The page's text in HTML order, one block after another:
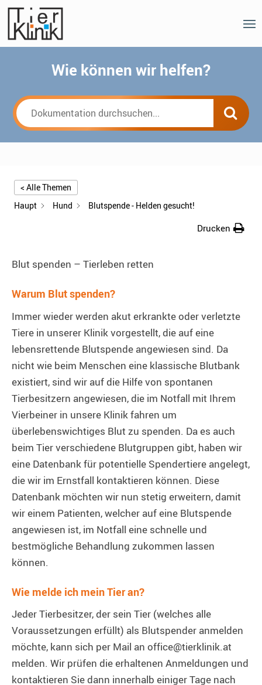
Wie können wir helfen?
< Alle Themen
Haupt
Hund Blutspende - Helden gesucht!
Drucken
Blut spenden – Tierleben retten
Warum Blut spenden?
Immer wieder werden akut erkrankte oder verletzte
Tiere in unserer Klinik vorgestellt, die auf eine
lebensrettende Blutspende angewiesen sind. Da
nicht wie beim Menschen eine klassische Blutbank
existiert, sind wir auf die Hilfe von spontanen
Tierbesitzern angewiesen, die im Notfall mit Ihrem
Vierbeiner in unsere Klinik fahren um
überlebenswichtiges Blut zu spenden. Da es auch
beim Tier verschiedene Blutgruppen gibt, haben wir
eine Datenbank für potentielle Spendertiere angelegt,
die wir im Ernstfall kontaktieren können. Diese
Datenbank möchten wir nun stetig erweitern, damit
wir einem Patienten, welcher auf eine Blutspende
angewiesen ist, im Notfall eine schnelle und
bestmögliche Behandlung zukommen lassen
können.
Wie melde ich mein Tier an?
Jeder Tierbesitzer, der sein Tier (welches alle
Voraussetzungen erfüllt) als Blutspender anmelden
möchte, kann sich per Mail an office@tierklinik.at
melden. Wir prüfen die erhaltenen Anmeldungen und
kontaktieren Sie dann innerhalb einiger Tage nach